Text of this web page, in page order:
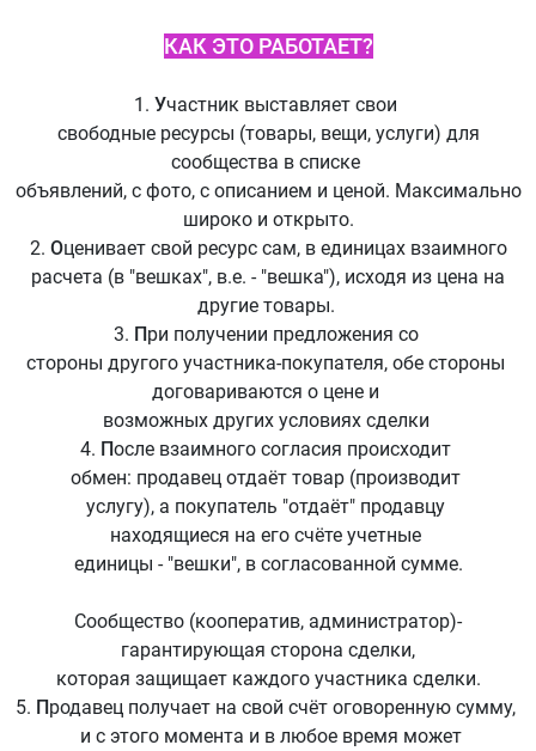
КАК ЭТО РАБОТАЕТ?
1. Участник выставляет свои
свободные ресурсы (товары, вещи, услуги) для
сообщества в списке
объявлений, с фото, с описанием и ценой. Максимально
широко и открыто.
2. Оценивает свой ресурс сам, в единицах взаимного
расчета (в "вешках", в.е. - "вешка"), исходя из цена на
другие товары.
3. При получении предложения со
стороны другого участника-покупателя, обе стороны
договариваются о цене и
возможных других условиях сделки
4. После взаимного согласия происходит
обмен: продавец отдаёт товар (производит
услугу), а покупатель "отдаёт" продавцу
находящиеся на его счёте учетные
единицы - "вешки", в согласованной сумме.
Сообщество (кооператив, администратор)-
гарантирующая сторона сделки,
которая защищает каждого участника сделки.
5. Продавец получает на свой счёт оговоренную сумму,
и с этого момента и в любое время может